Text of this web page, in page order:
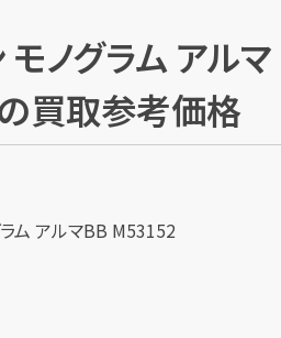
モノグラム アルマ
買取参考価格